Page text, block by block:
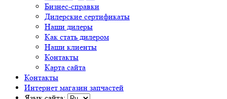
Бизнес-справки
Дилерские сертификаты
Наши дилеры
Как стать дилером
Наши клиенты
Контакты
Карта сайта
Контакты
Интернет магазин запчастей